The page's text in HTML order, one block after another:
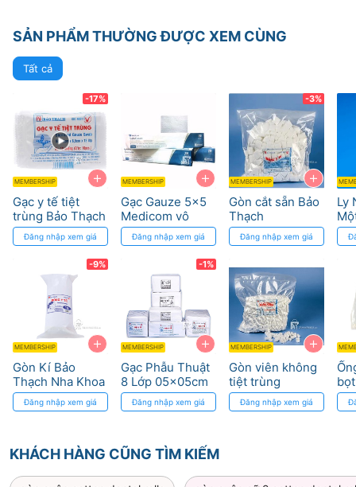
SẢN PHẨM THƯỜNG ĐƯỢC XEM CÙNG
Tất cả
+
-17%
MEMBERSHIP
Gạc y tế tiệt
trùng Bảo Thạch
- 100% cotton tự
nhiên
Đăng nhập xem giá
+
-9%
MEMBERSHIP
Gòn Kí Bảo
Thạch Nha Khoa
– Không Phụ
Gia, Thấm Hút
Đăng nhập xem giá
+
MEMBERSHIP
Gạc Gauze 5x5
Medicom vô
trùng dùng trong
nha khoa
Đăng nhập xem giá
+
-1%
MEMBERSHIP
Gạc Phẫu Thuật
8 Lớp 05x05cm
Không Tiệt
Trùng
Đăng nhập xem giá
+
-3%
MEMBERSHIP
Gòn cắt sẵn Bảo
Thạch
Đăng nhập xem giá
+
MEMBERSHIP
Gòn viên không
tiệt trùng
Đăng nhập xem giá
Ly
Vệ
An
KHÁCH HÀNG CŨNG TÌM KIẾM